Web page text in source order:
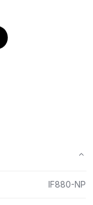
IF880-NP